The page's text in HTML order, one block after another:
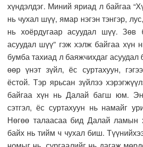
хүндэлдэг. Миний яриад л байгаа
нь чухал шүү, ямар нэгэн тэнгэр,
нь хоёрдугаар асуудал шүү. Зөв
асуудал шүү” гэж хэлж байгаа хүн
бумба тахиад л баяжчихдаг
өөр үнэт зүйл, ёс суртахуун,
ёстой. Тэр ярьсан зүйлээ
байгаа хүн нь Далай багш юм.
сэтгэл, ёс суртахуун нь намайг
Нөгөө талаасаа бид Далай ламын
байх нь тийм ч чухал биш.